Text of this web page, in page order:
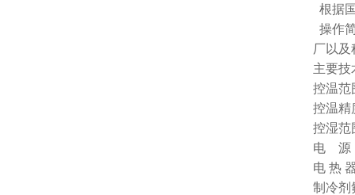
根据
操作
厂以及
主要技
控温范
控温精
控湿范
电
源
电 热
制冷剂